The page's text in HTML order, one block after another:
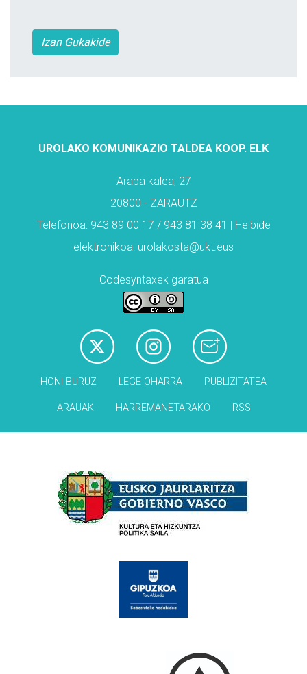
Izan Gukakide
UROLAKO KOMUNIKAZIO TALDEA KOOP. ELK
Araba kalea, 27
20800 - ZARAUTZ
Telefonoa: 943 89 00 17 / 943 81 38 41 | Helbide
elektronikoa: urolakosta@ukt.eus
Codesyntaxek garatua
HONI BURUZ LEGE OHARRA PUBLIZITATEA
ARAUAK HARREMANETARAKO RSS